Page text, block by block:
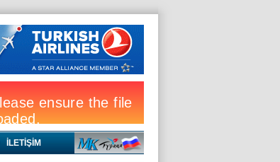
İLETİŞİM